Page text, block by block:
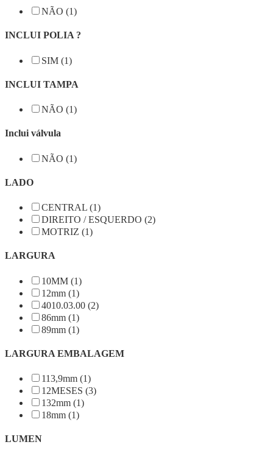
NÃO (1)
INCLUI POLIA ?
SIM (1)
INCLUI TAMPA
NÃO (1)
Inclui válvula
NÃO (1)
LADO
CENTRAL (1)
DIREITO / ESQUERDO (2)
MOTRIZ (1)
LARGURA
10MM (1)
12mm (1)
4010.03.00 (2)
86mm (1)
89mm (1)
LARGURA EMBALAGEM
113,9mm (1)
12MESES (3)
132mm (1)
18mm (1)
LUMEN